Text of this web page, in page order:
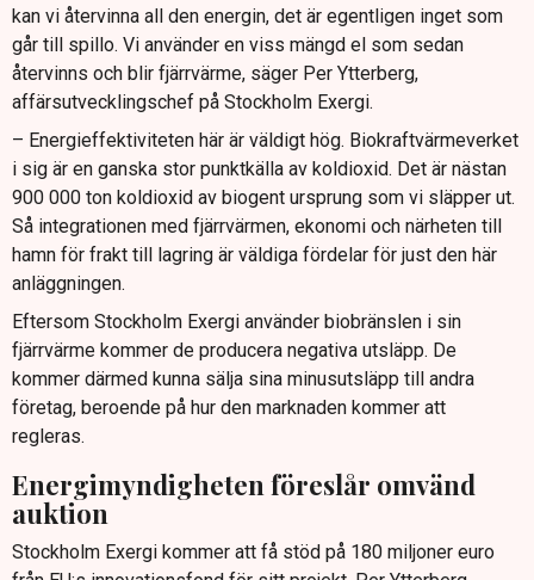
kan vi återvinna all den energin, det är egentligen inget som
går till spillo. Vi använder en viss mängd el som sedan
återvinns och blir fjärrvärme, säger Per Ytterberg,
affärsutvecklingschef på Stockholm Exergi.
– Energieffektiviteten här är väldigt hög. Biokraftvärmeverket
i sig är en ganska stor punktkälla av koldioxid. Det är nästan
900 000 ton koldioxid av biogent ursprung som vi släpper ut.
Så integrationen med fjärrvärmen, ekonomi och närheten till
hamn för frakt till lagring är väldiga fördelar för just den här
anläggningen.
Eftersom Stockholm Exergi använder biobränslen i sin
fjärrvärme kommer de producera negativa utsläpp. De
kommer därmed kunna sälja sina minusutsläpp till andra
företag, beroende på hur den marknaden kommer att
regleras.
Energimyndigheten föreslår omvänd
auktion
Stockholm Exergi kommer att få stöd på 180 miljoner euro